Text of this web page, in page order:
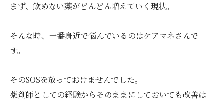
まず、飲めない薬がどんどん増えていく現状。
そんな時、一番身近で悩んでいるのはケアマネさんで
す。
そのSOSを放っておけませんでした。
薬剤師としての経験からそのままにしておいても改善は